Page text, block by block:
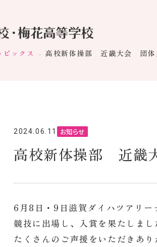
ックス 高校新体操部 近畿大会 団体
2024.06.11 お知らせ
高校新体操部 近畿
6月8日・9日滋賀ダイハツアリ
競技に出場し、入賞を果たしまし
たくさんのご声援をいただきあり